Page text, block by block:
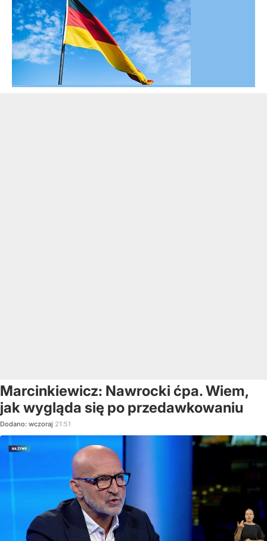
Marcinkiewicz: Nawrocki ćpa. Wiem,
jak wygląda się po przedawkowaniu
Dodano: wczoraj 21:51